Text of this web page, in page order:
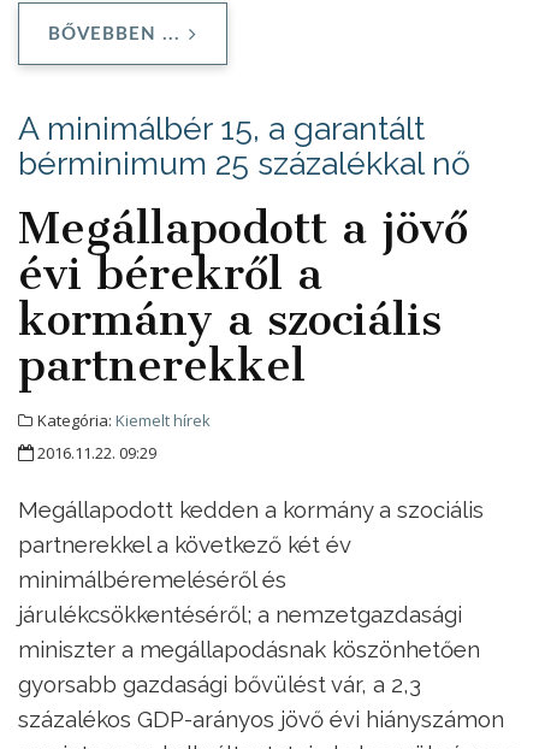
BŐVEBBEN ...
A minimálbér 15, a garantált
bérminimum 25 százalékkal nő
Megállapodott a jövő
évi bérekről a
kormány a szociális
partnerekkel
Kategória: Kiemelt hírek
2016.11.22. 09:29
Megállapodott kedden a kormány a szociális
partnerekkel a következő két év
minimálbéremeléséről és
járulékcsökkentéséről; a nemzetgazdasági
miniszter a megállapodásnak köszönhetően
gyorsabb gazdasági bővülést vár, a 2,3
százalékos GDP-arányos jövő évi hiányszámon